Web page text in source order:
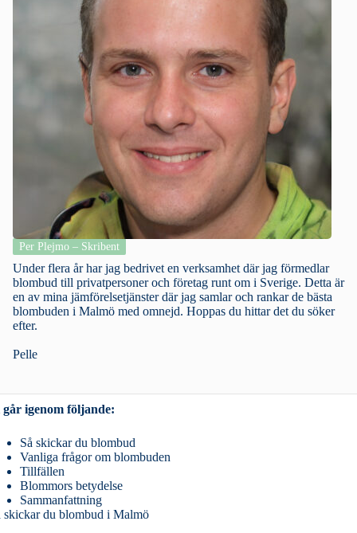
Per Plejmo – Skribent
Under flera år har jag bedrivet en verksamhet där jag förmedlar
blombud till privatpersoner och företag runt om i Sverige. Detta är
en av mina jämförelsetjänster där jag samlar och rankar de bästa
blombuden i Malmö med omnejd. Hoppas du hittar det du söker
efter.
Pelle
går igenom följande:
Så skickar du blombud
Vanliga frågor om blombuden
Tillfällen
Blommors betydelse
Sammanfattning
skickar du blombud i Malmö